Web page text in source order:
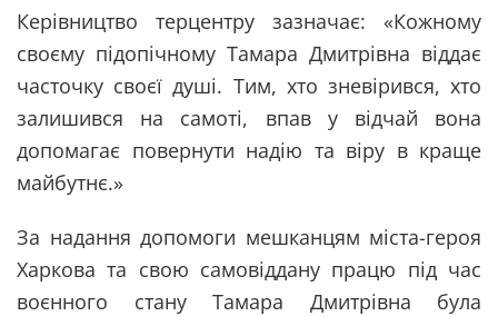
Керівництво терцентру зазначає: «Кожному
своєму підопічному Тамара Дмитрівна віддає
часточку своєї душі. Тим, хто зневірився, хто
залишився на самоті, впав у відчай вона
допомагає повернути надію та віру в краще
майбутнє.»
За надання допомоги мешканцям міста-героя
Харкова та свою самовіддану працю під час
воєнного стану Тамара Дмитрівна була